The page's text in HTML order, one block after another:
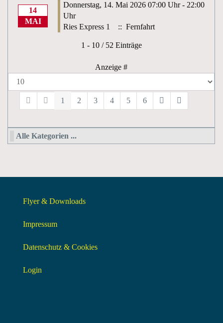
14
MAI
Donnerstag, 14. Mai 2026 07:00 Uhr - 22:00
Uhr
Ries Express 1
:: Fernfahrt
Limite der Paginierungsliste
1 - 10 / 52 Einträge
Anzeige #
1 2 3 4 5 6
Alle Kategorien ...
Flyer & Downloads
Impressum
Datenschutz & Cookies
Login